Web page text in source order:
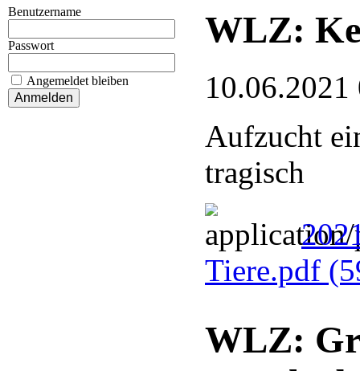
Benutzername
Passwort
Angemeldet bleiben
WLZ:
10.06.2021
Aufzucht
tragisch
Tiere.pdf
WLZ: